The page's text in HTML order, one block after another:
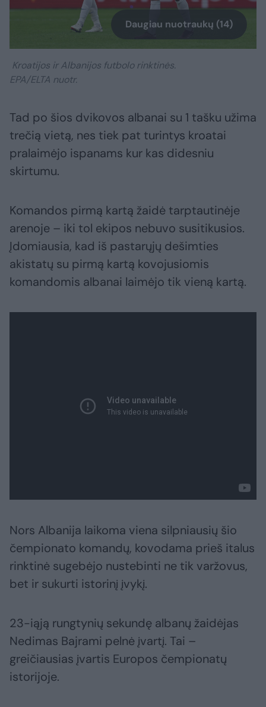
Daugiau nuotraukų (14)
Kroatijos ir Albanijos futbolo rinktinės.
EPA/ELTA nuotr.
Tad po šios dvikovos albanai su 1 tašku užima
trečią vietą, nes tiek pat turintys kroatai
pralaimėjo ispanams kur kas didesniu
skirtumu.
Komandos pirmą kartą žaidė tarptautinėje
arenoje – iki tol ekipos nebuvo susitikusios.
Įdomiausia, kad iš pastarųjų dešimties
akistatų su pirmą kartą kovojusiomis
komandomis albanai laimėjo tik vieną kartą.
Nors Albanija laikoma viena silpniausių šio
čempionato komandų, kovodama prieš italus
rinktinė sugebėjo nustebinti ne tik varžovus,
bet ir sukurti istorinį įvykį.
23-iąją rungtynių sekundę albanų žaidėjas
Nedimas Bajrami pelnė įvartį. Tai –
greičiausias įvartis Europos čempionatų
istorijoje.